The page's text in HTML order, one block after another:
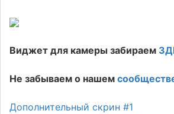
Виджет для камеры забираем
Не забываем о нашем
Дополнительный скрин #1